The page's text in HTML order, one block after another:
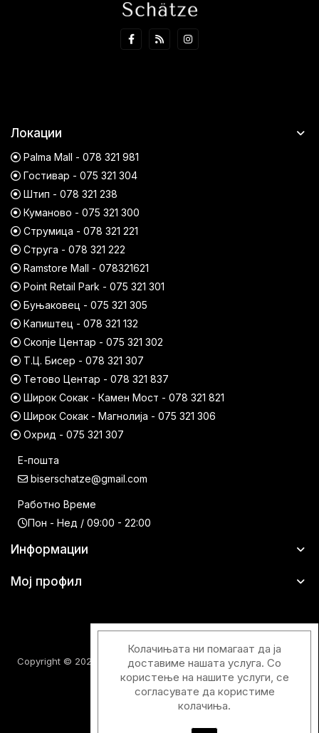
Локации
Palma Mall - 078 321 981
Гостивар - 075 321 304
Штип - 078 321 238
Куманово - 075 321 300
Струмица - 078 321 221
Струга - 078 321 222
Ramstore Mall - 078321621
Point Retail Park - 075 321 301
Буњаковец - 075 321 305
Капиштец - 078 321 132
Скопје Центар - 075 321 302
Т.Ц. Бисер - 078 321 307
Тетово Центар - 078 321 837
Широк Сокак - Камен Мост - 078 321 821
Широк Сокак - Магнолија - 075 321 306
Охрид - 075 321 307
Е-пошта
biserschatze@gmail.com
Работно Време
Пон - Нед / 09:00 - 22:00
Информации
Мој профил
Copyright © 2026 Шатци Парфимерии. Сите права задржани.
Колачињата ни помагаат да ја
доставиме нашата услуга. Со
користење на нашите услуги, се
согласувате да користиме
колачиња.